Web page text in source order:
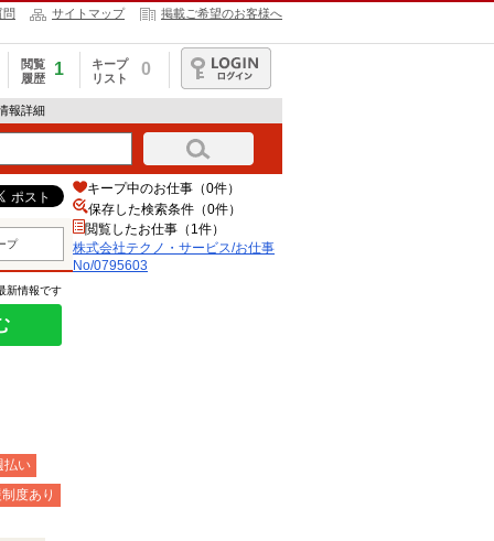
問 サイトマップ 掲載ご希望のお客様へ
閲覧
履歴
1
キープ
リスト
0
ログイン
報詳細
プ
新情報です
払い
度あり
キープ中のお仕事（0件）
保存した検索条件（0件）
閲覧したお仕事（1件）
株式会社テクノ・サービス/お仕事
No/0795603